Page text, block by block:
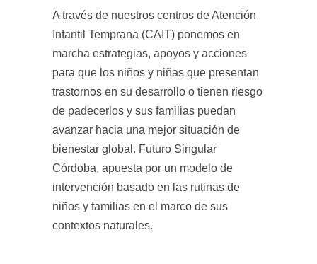
A través de nuestros centros de Atención
Infantil Temprana (CAIT) ponemos en
marcha estrategias, apoyos y acciones
para que los niños y niñas que presentan
trastornos en su desarrollo o tienen riesgo
de padecerlos y sus familias puedan
avanzar hacia una mejor situación de
bienestar global. Futuro Singular
Córdoba, apuesta por un modelo de
intervención basado en las rutinas de
niños y familias en el marco de sus
contextos naturales.